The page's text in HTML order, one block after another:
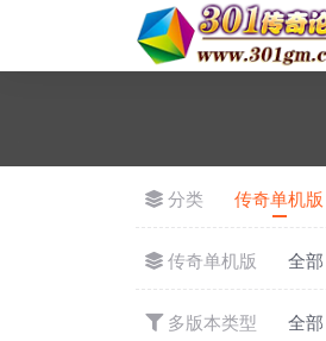
分类 传奇单机版
传奇单机版 全部
多版本类型 全部